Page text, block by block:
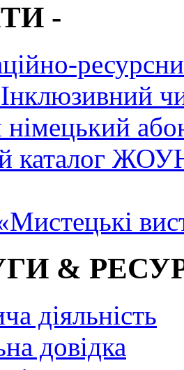
-
каталог
&
діяльність
довідка